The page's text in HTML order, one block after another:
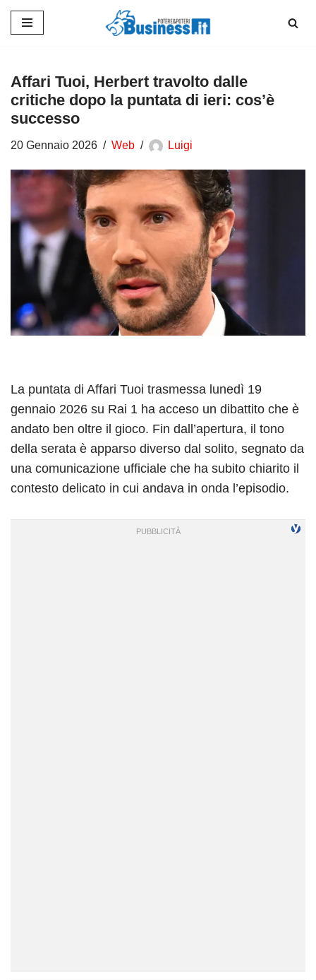
contenuto
Affari Tuoi, Herbert travolto dalle
critiche dopo la puntata di ieri: cos’è
successo
20 Gennaio 2026 Web Luigi
La puntata di Affari Tuoi trasmessa lunedì 19
gennaio 2026 su Rai 1 ha acceso un dibattito che è
andato ben oltre il gioco. Fin dall’apertura, il tono
della serata è apparso diverso dal solito, segnato da
una comunicazione ufficiale che ha subito chiarito il
contesto delicato in cui andava in onda l’episodio.